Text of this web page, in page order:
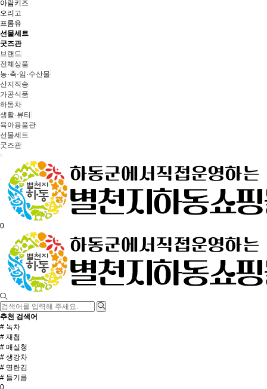
아람키즈
오리고
프롬유
선물세트
굿즈관
브랜드
전체상품
농·축·임·수산물
산지직송
가공식품
하동차
생활·뷰티
육아용품관
선물세트
굿즈관
0
추천 검색어
# 녹차
# 재첩
# 매실청
# 생강차
# 명란김
# 들기름
0